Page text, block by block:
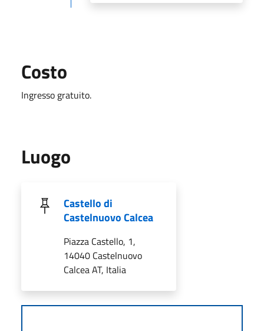
Costo
Ingresso gratuito.
Luogo
Castello di
Castelnuovo Calcea
Piazza Castello, 1,
14040 Castelnuovo
Calcea AT, Italia